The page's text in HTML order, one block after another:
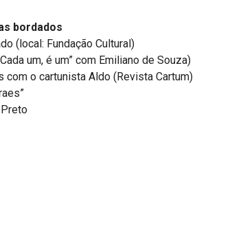
bordados
(local: Fundação Cultural)
um, é um” com Emiliano de Souza)
o cartunista Aldo (Revista Cartum)